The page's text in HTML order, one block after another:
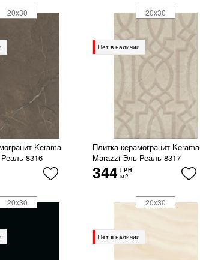
Kerama
8316
20x30
Нет в наличии
Плитка керамогранит Kerama
Marazzi Эль-Реаль 8317
344 ГРН
м2
20x30
20x30
Нет в наличии
20x30